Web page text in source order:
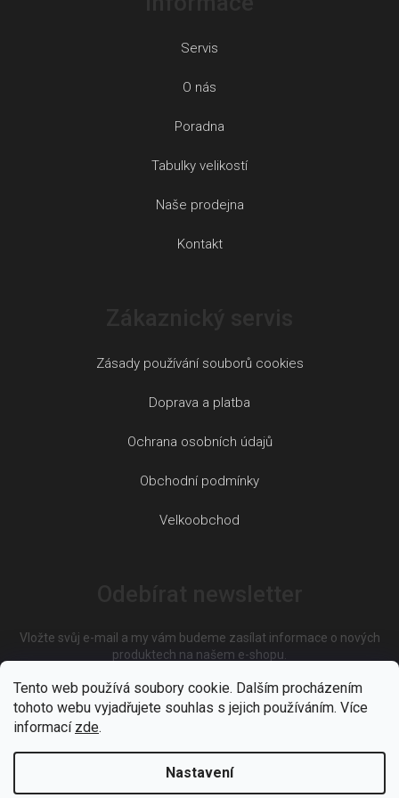
Tento web používá soubory cookie. Dalším procházením
tohoto webu vyjadřujete souhlas s jejich používáním. Více
informací zde.
Nastavení
Servis
O nás
Poradna
Tabulky velikostí
Naše prodejna
Kontakt
Zásady používání souborů cookies
Doprava a platba
Ochrana osobních údajů
Obchodní podmínky
Velkoobchod
Vložte svůj e-mail a my vám budeme zasílat informace o nových
produktech na našem e-shopu.
E-mail
Vložením e-mailu souhlasíte spodmínkami ochrany osobních
údajů